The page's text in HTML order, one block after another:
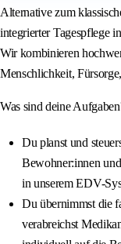
Alternative zum
integrierter Tagespflege
Wir kombinieren
Menschlichkeit,
Was sind deine
Du planst und
Bewohner:innen
in unserem EDV-
Du übernimmst die
verabreichst